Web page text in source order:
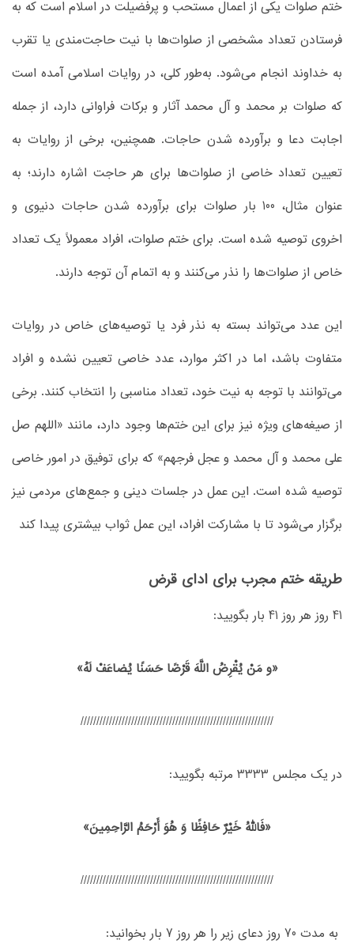
ختم صلوات یکی از اعمال مستحب و پرفضیلت در اسلام است که به
فرستادن تعداد مشخصی از صلوات‌ها با نیت حاجت‌مندی یا تقرب
به خداوند انجام می‌شود. به‌طور کلی، در روایات اسلامی آمده است
که صلوات بر محمد و آل محمد آثار و برکات فراوانی دارد، از جمله
اجابت دعا و برآورده شدن حاجات. همچنین، برخی از روایات به
تعیین تعداد خاصی از صلوات‌ها برای هر حاجت اشاره دارند؛ به
عنوان مثال، 100 بار صلوات برای برآورده شدن حاجات دنیوی و
اخروی توصیه شده است. برای ختم صلوات، افراد معمولاً یک تعداد
خاص از صلوات‌ها را نذر می‌کنند و به اتمام آن توجه دارند.
این عدد می‌تواند بسته به نذر فرد یا توصیه‌های خاص در روایات
متفاوت باشد، اما در اکثر موارد، عدد خاصی تعیین نشده و افراد
می‌توانند با توجه به نیت خود، تعداد مناسبی را انتخاب کنند. برخی
از صیغه‌های ویژه نیز برای این ختم‌ها وجود دارد، مانند «اللهم صل
علی محمد و آل محمد و عجل فرجهم» که برای توفیق در امور خاصی
توصیه شده است. این عمل در جلسات دینی و جمع‌های مردمی نیز
برگزار می‌شود تا با مشارکت افراد، این عمل ثواب بیشتری پیدا کند​
طریقه ختم مجرب برای ادای قرض
41 روز هر روز 41 بار بگویید:
«و مَنْ یُقْرِضُ اللَّهَ قَرْضًا حَسَنًا یُضاعَفْ لَهُ»
/////////////////////////////////////////////////////////////
در یک مجلس 3333 مرتبه بگویید:
«فَاللّهُ خَیْرٌ حَافِظًا وَ هُوَ أَرْحَمُ الرَّاحِمِینَ»
/////////////////////////////////////////////////////////////
به مدت 70 روز دعای زیر را هر روز 7 بار بخوانید: